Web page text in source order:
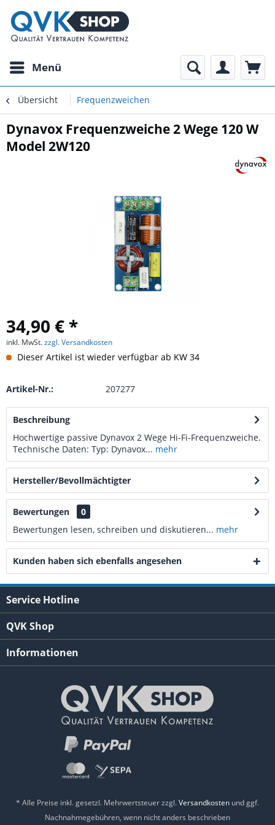
Menü
Übersicht Frequenzweichen
Dynavox Frequenzweiche 2 Wege 120 W
Model 2W120
34,90 € *
inkl. MwSt.zzgl. Versandkosten
Dieser Artikel ist wieder verfügbar ab KW 34
Artikel-Nr.: 207277
Beschreibung
Hochwertige passive Dynavox 2 Wege Hi-Fi-Frequenzweiche.
Technische Daten: Typ: Dynavox... mehr
Hersteller/Bevollmächtigter
Bewertungen
0
Bewertungen lesen, schreiben und diskutieren... mehr
Kunden haben sich ebenfalls angesehen
Service Hotline
QVK Shop
Informationen
* Alle Preise inkl. gesetzl. Mehrwertsteuer zzgl.Versandkosten und ggf.
Nachnahmegebühren, wenn nicht anders beschrieben